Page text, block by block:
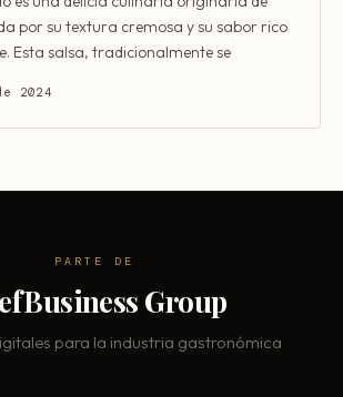
por su textura cremosa y su sabor rico
Esta salsa, tradicionalmente se
2024
PARTE DE
Group
para la industria gastronómica